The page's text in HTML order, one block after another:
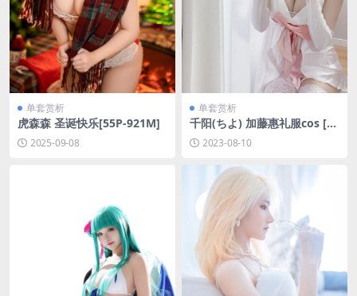
单套赏析
虎森森 圣诞快乐[55P-921M]
2025-09-08
单套赏析
千阳(ちよ) 加藤惠礼服cos [10
P-23MB]
2023-08-10